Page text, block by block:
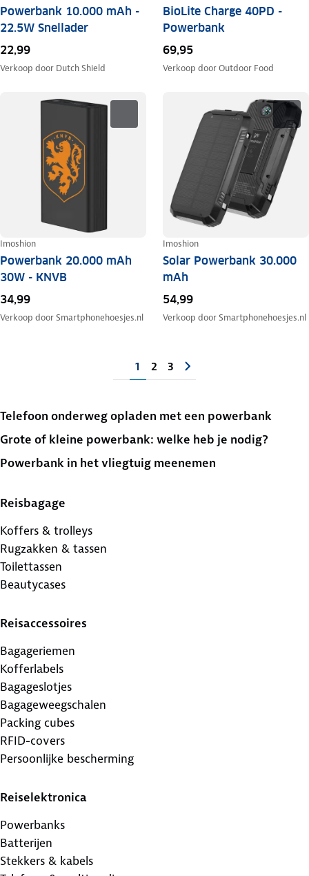
Powerbank 10.000 mAh -
22.5W Snellader
22,99
Verkoop door Dutch Shield
BioLite Charge 40PD -
Powerbank
69,95
Verkoop doorOutdoor Food
Imoshion
Powerbank 20.000 mAh
30W - KNVB
34,99
Verkoop doorSmartphonehoesjes.nl
Imoshion
Solar Powerbank 30.000
mAh
54,99
Verkoop doorSmartphonehoesjes.nl
1 2 3
Telefoon onderweg opladen met een powerbank
Grote of kleine powerbank: welke heb je nodig?
Powerbank in het vliegtuig meenemen
Reisbagage
Koffers & trolleys
Rugzakken & tassen
Toilettassen
Beautycases
Reisaccessoires
Bagageriemen
Kofferlabels
Bagageslotjes
Bagageweegschalen
Packing cubes
RFID-covers
Persoonlijke bescherming
Reiselektronica
Powerbanks
Batterijen
Stekkers & kabels